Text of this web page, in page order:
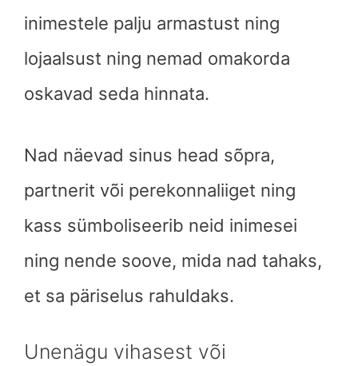
inimestele palju armastust ning
lojaalsust ning nemad omakorda
oskavad seda hinnata.
Nad näevad sinus head sõpra,
partnerit või perekonnaliiget ning
kass sümboliseerib neid inimesei
ning nende soove, mida nad tahaks,
et sa päriselus rahuldaks.
Unenägu vihasest või